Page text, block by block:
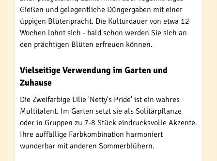
Gießen und gelegentliche Düngergaben mit einer
üppigen Blütenpracht. Die Kulturdauer von etwa 12
Wochen lohnt sich - bald schon werden Sie sich an
den prächtigen Blüten erfreuen können.
Vielseitige Verwendung im Garten und
Zuhause
Die Zweifarbige Lilie 'Netty's Pride' ist ein wahres
Multitalent. Im Garten setzt sie als Solitärpflanze
oder in Gruppen zu 7-8 Stück eindrucksvolle Akzente.
Ihre auffällige Farbkombination harmoniert
wunderbar mit anderen Sommerblühern.